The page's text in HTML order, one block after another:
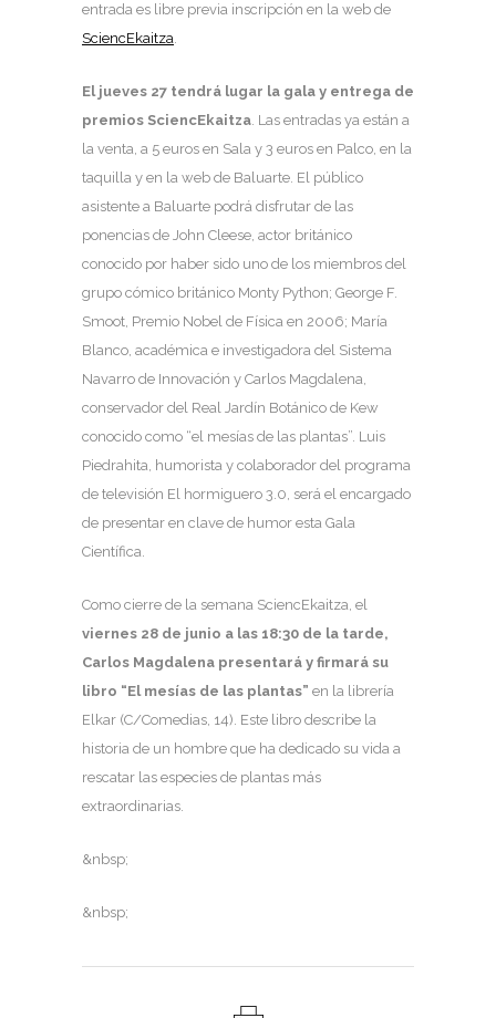
entrada es libre previa inscripción en la web de
SciencEkaitza.
El jueves 27 tendrá lugar la gala y entrega de
premios SciencEkaitza. Las entradas ya están a
la venta, a 5 euros en Sala y 3 euros en Palco, en la
taquilla y en la web de Baluarte. El público
asistente a Baluarte podrá disfrutar de las
ponencias de John Cleese, actor británico
conocido por haber sido uno de los miembros del
grupo cómico británico Monty Python; George F.
Smoot, Premio Nobel de Física en 2006; María
Blanco, académica e investigadora del Sistema
Navarro de Innovación y Carlos Magdalena,
conservador del Real Jardín Botánico de Kew
conocido como “el mesías de las plantas”. Luis
Piedrahita, humorista y colaborador del programa
de televisión El hormiguero 3.0, será el encargado
de presentar en clave de humor esta Gala
Científica.
Como cierre de la semana SciencEkaitza, el
viernes 28 de junio a las 18:30 de la tarde,
Carlos Magdalena presentará y firmará su
libro “El mesías de las plantas” en la librería
Elkar (C/Comedias, 14). Este libro describe la
historia de un hombre que ha dedicado su vida a
rescatar las especies de plantas más
extraordinarias.
&nbsp;
&nbsp;